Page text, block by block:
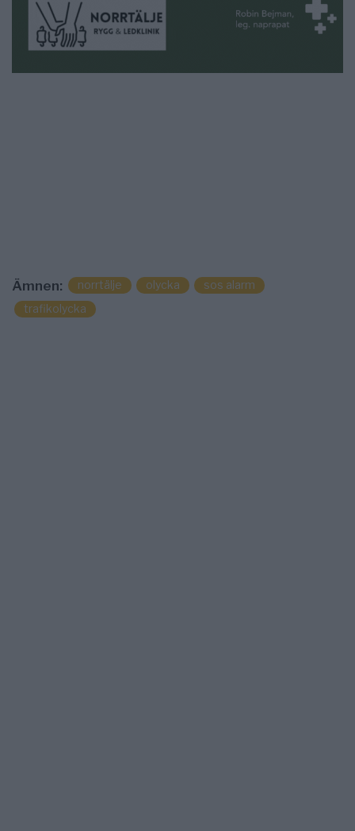
Ämnen: norrtälje olycka
sos alarm
trafikolycka